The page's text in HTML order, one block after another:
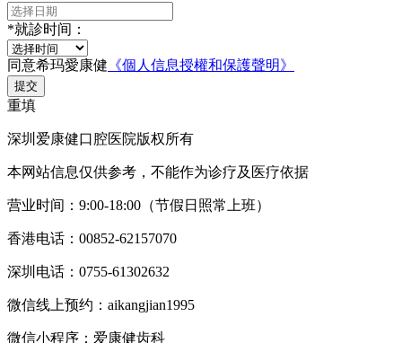
*就診时间：
同意希玛愛康健 《個人信息授權和保護聲明》
提交
重填
深圳爱康健口腔医院版权所有
本网站信息仅供参考，不能作为诊疗及医疗依据
营业时间：9:00-18:00（节假日照常上班）
香港电话：00852-62157070
深圳电话：0755-61302632
微信线上预约：aikangjian1995
微信小程序：爱康健齿科